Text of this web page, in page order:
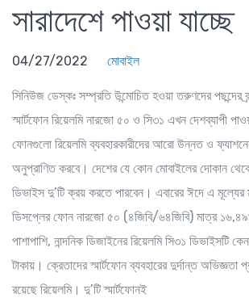
সারাদেশে পাওয়া যাচ্ছে
04/27/2022 মোবাইল
সিনিউজ ডেস্কঃ সম্প্রতি উন্মোচিত হওয়া তরুণদের পছন্দের
স্মার্টফোন রিয়েলমি নারজো ৫০ ও সি৩১ এখন দেশব্যাপী
ফোনগুলো রিয়েলমি ব্যবহারকারীদের আরো উন্নত ও
অনুপ্রাণিত করবে। দেশের যে কোন মোবাইলের দোকান থেকে
ডিভাইস দু’টি ক্রয় করতে পারবেন। এবারের ঈদে এ
ডিসপ্লের ফোন নারজো ৫০ (৪জিবি/৬৪জিবি) মাত্র
পাশাপাশি, নান্দনিক ডিজাইনের রিয়েলমি সি৩১ ডিভাইসটি
টাকায়। ক্রেতাদের স্মার্টফোন ব্যবহারের দুর্দান্ত অভিজ্ঞতা
রয়েছে রিয়েলমি। দু’টি স্মার্টফোনই